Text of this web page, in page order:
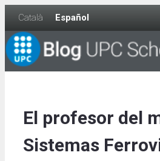
Skip
content
Català Español
El profesor del
Sistemas